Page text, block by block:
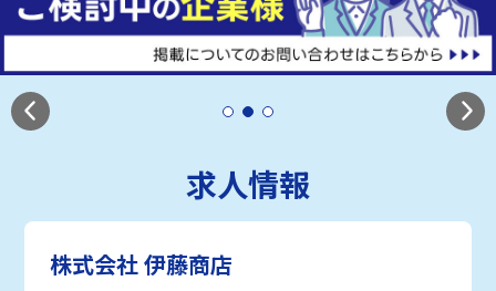
求人情報
株式会社 伊藤商店